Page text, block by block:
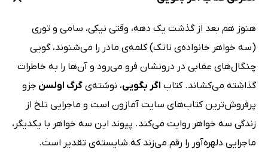
هنوز هم بعد از گذشت یک دهه، وقتی نیکی، سامی و توری
(سه خواهر خانواده‌ی ناتک) کلمه‌ی مادر را می‌شنوند، گویی
چنگال‌های عقابی در درونشان فرو می‌رود و آن‌ها را به خاطرات
گذاشته می‌کشاند. کتاب اگر بگویی، نوشته‌ی گرگ اولسن جزو
پرفروش‌ترین کتاب‌های سایت آمازون است و ماجرایی تلخ از
زندگی سه خواهر روایت می‌کند. پیوند این سه خواهر با یکدیگر،
ماجرایی دلهره‌آور را رقم می‌زند که شایسته‌ی تقدیر است.